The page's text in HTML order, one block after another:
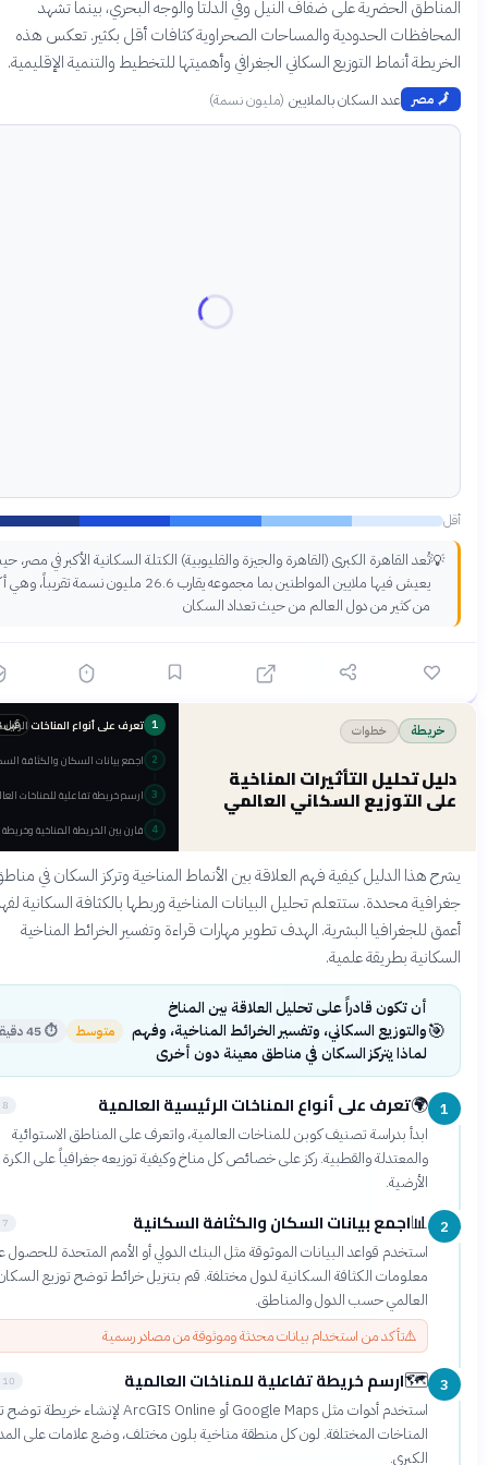
الحضرية على ضفاف النيل وفي الدلتا والوجه البحري، بينما تشهد
الحدودية والمساحات الصحراوية كثافات أقل بكثير. تعكس هذه
أنماط التوزيع السكاني الجغرافي وأهميتها للتخطيط والتنمية الإقليمية.
مصر عدد السكان بالملايين (مليون نسمة)
أكثر
تُعد القاهرة الكبرى (القاهرة والجيزة والقليوبية) الكتلة السكانية الأكبر في مصر، حيث
يعيش فيها ملايين المواطنين بما مجموعه يقارب 26.6 مليون نسمة تقريباً، وهي أكبر
من كثير من دول العالم من حيث تعداد السكان
خطوات
تحليل التأثيرات المناخية
التوزيع السكاني العالمي
قبل 3 أشهر تعرف على أنواع المناخات الرئيسية العالمية
اجمع بيانات السكان والكثافة السكانية
ارسم خريطة تفاعلية للمناخات العالمية
قارن بين الخريطة المناخية وخريطة التوزيع السكاني
هذا الدليل كيفية فهم العلاقة بين الأنماط المناخية وتركز السكان في مناطق
محددة. ستتعلم تحليل البيانات المناخية وربطها بالكثافة السكانية لفهم
للجغرافيا البشرية. الهدف تطوير مهارات قراءة وتفسير الخرائط المناخية
بطريقة علمية.
أن تكون قادراً على تحليل العلاقة بين المناخ
والتوزيع السكاني، وتفسير الخرائط المناخية، وفهم
لماذا يتركز السكان في مناطق معينة دون أخرى
متوسط ⏱45 دقيقة
🌍تعرف على أنواع المناخات الرئيسية العالمية
ابدأ بدراسة تصنيف كوبن للمناخات العالمية، واتعرف على المناطق الاستوائية
والمعتدلة والقطبية. ركز على خصائص كل مناخ وكيفية توزيعه جغرافياً على الكرة
📊اجمع بيانات السكان والكثافة السكانية
استخدم قواعد البيانات الموثوقة مثل البنك الدولي أو الأمم المتحدة للحصول على
معلومات الكثافة السكانية لدول مختلفة. قم بتنزيل خرائط توضح توزيع السكان
العالمي حسب الدول والمناطق.
تأكد من استخدام بيانات محدثة وموثوقة من مصادر رسمية
🗺️ ارسم خريطة تفاعلية للمناخات العالمية
استخدم أدوات مثل Google Maps أو ArcGIS Online لإنشاء خريطة توضح توزيع
المناخات المختلفة. لون كل منطقة مناخية بلون مختلف، وضع علامات على المدن